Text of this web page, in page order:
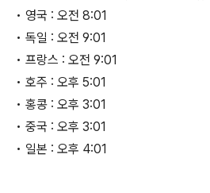
• 영국 : 오전 8:01
• 독일 : 오전 9:01
• 프랑스 : 오전 9:01
• 호주 : 오후 5:01
• 홍콩 : 오후 3:01
• 중국 : 오후 3:01
• 일본 : 오후 4:01